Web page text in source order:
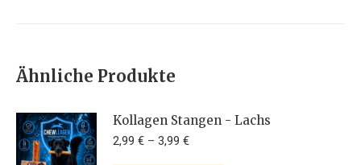
Ähnliche Produkte
Kollagen Stangen - Lachs
2,99 € – 3,99 €